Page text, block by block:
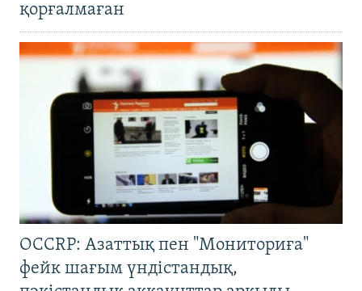
қорғалмаған
OCCRP: Азаттық пен "Мониториға"
фейк шағым үндістандық,